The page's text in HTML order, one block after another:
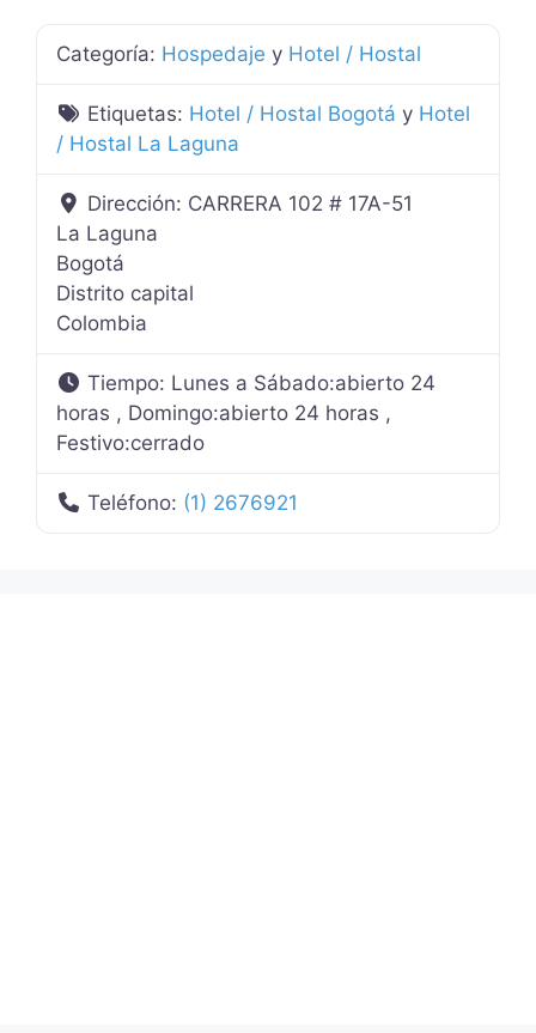
Categoría: Hospedaje y Hotel / Hostal
Etiquetas: Hotel / Hostal Bogotá y Hotel
/ Hostal La Laguna
Dirección: CARRERA 102 # 17A-51
La Laguna
Bogotá
Distrito capital
Colombia
Tiempo: Lunes a Sábado:abierto 24
horas , Domingo:abierto 24 horas ,
Festivo:cerrado
Teléfono: (1) 2676921